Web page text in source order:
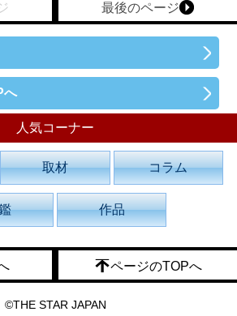
最後のページ
へ
人気コーナー
取材 コラム
作品
ページのTOPへ
©THE STAR JAPAN